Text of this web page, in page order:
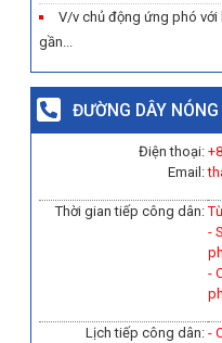
V/v chủ động ứng phó
gần...
ĐƯỜNG DÂY NÓNG
Điện thoại:
Email:
Thời gian tiếp công dân:
-
-
Lịch tiếp công dân: -